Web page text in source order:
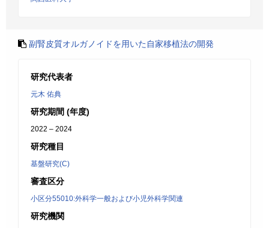
副腎皮質オルガノイドを用いた自家移植法の開発
研究代表者
元木 佑典
研究期間 (年度)
2022 – 2024
研究種目
基盤研究(C)
審査区分
小区分55010:外科学一般および小児外科学関連
研究機関